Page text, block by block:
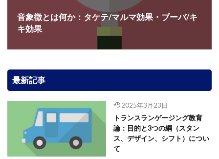
音象徴とは何か：タケテ/マルマ効果・ブーバ/キ
キ効果
最新記事
2025年3月23日
トランスランゲージング教育
論：目的と3つの綱（スタン
ス、デザイン、シフト）につい
て